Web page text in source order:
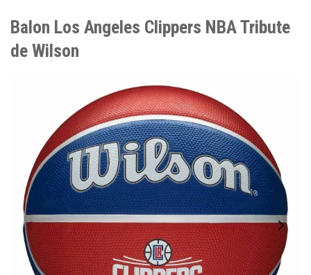
Balon Los Angeles Clippers NBA Tribute
de Wilson